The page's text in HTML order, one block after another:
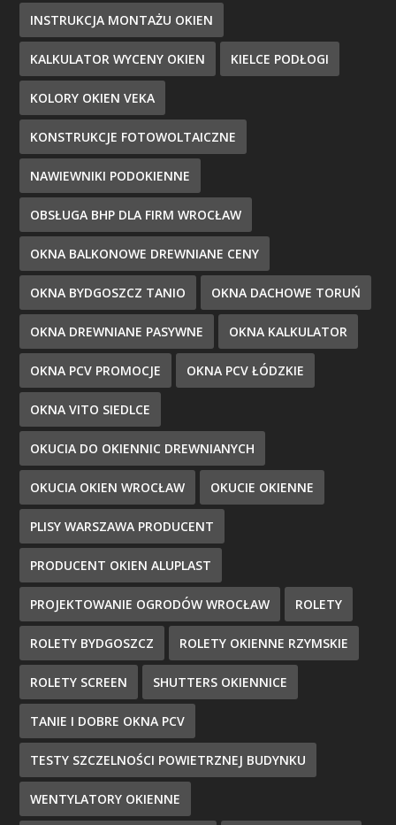
INSTRUKCJA MONTAŻU OKIEN
KALKULATOR WYCENY OKIEN KIELCE PODŁOGI
KOLORY OKIEN VEKA
KONSTRUKCJE FOTOWOLTAICZNE
NAWIEWNIKI PODOKIENNE
OBSŁUGA BHP DLA FIRM WROCŁAW
OKNA BALKONOWE DREWNIANE CENY
OKNA BYDGOSZCZ TANIO OKNA DACHOWE TORUŃ
OKNA DREWNIANE PASYWNE OKNA KALKULATOR
OKNA PCV PROMOCJE OKNA PCV ŁÓDZKIE
OKNA VITO SIEDLCE
OKUCIA DO OKIENNIC DREWNIANYCH
OKUCIA OKIEN WROCŁAW OKUCIE OKIENNE
PLISY WARSZAWA PRODUCENT
PRODUCENT OKIEN ALUPLAST
PROJEKTOWANIE OGRODÓW WROCŁAW ROLETY
ROLETY BYDGOSZCZ ROLETY OKIENNE RZYMSKIE
ROLETY SCREEN SHUTTERS OKIENNICE
TANIE I DOBRE OKNA PCV
TESTY SZCZELNOŚCI POWIETRZNEJ BUDYNKU
WENTYLATORY OKIENNE